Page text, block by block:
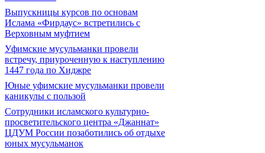
Выпускницы курсов по основам
Ислама «Фирдаус» встретились с
Верховным муфтием
Уфимские мусульманки провели
встречу, приуроченную к наступлению
1447 года по Хиджре
Юные уфимские мусульманки провели
каникулы с пользой
Сотрудники исламского культурно-
просветительского центра «Джаннат»
ЦДУМ России позаботились об отдыхе
юных мусульманок